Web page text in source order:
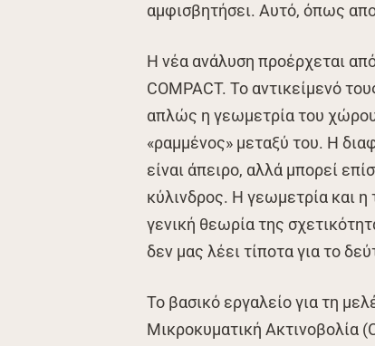
αμφισβητήσει. Αυτό, όπως
Η νέα ανάλυση προέρχεται
COMPACT. Το αντικείμενό
απλώς η γεωμετρία του
«ραμμένος» μεταξύ του. Η
είναι άπειρο, αλλά μπορεί
κύλινδρος. Η γεωμετρία και η
γενική θεωρία της
δεν μας λέει τίποτα για το
Το βασικό εργαλείο για τη
Μικροκυματική Ακτινοβολία